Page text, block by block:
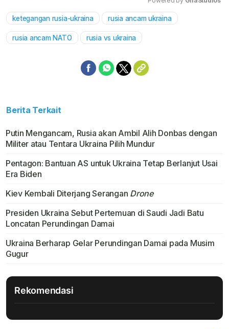
ketegangan rusia-ukraina rusia ancam ukraina
rusia ancam NATO rusia vs ukraina
Berita Terkait
Putin Mengancam, Rusia akan Ambil Alih Donbas dengan
Militer atau Tentara Ukraina Pilih Mundur
Pentagon: Bantuan AS untuk Ukraina Tetap Berlanjut Usai
Era Biden
Kiev Kembali Diterjang Serangan Drone
Presiden Ukraina Sebut Pertemuan di Saudi Jadi Batu
Loncatan Perundingan Damai
Ukraina Berharap Gelar Perundingan Damai pada Musim
Gugur
Rekomendasi